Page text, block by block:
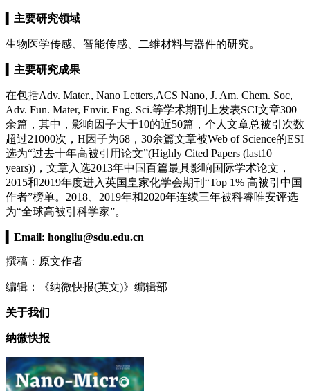
主要研究领域
生物医学传感、智能传感、二维材料与器件的研究。
主要研究成果
在包括Adv. Mater., Nano Letters,ACS Nano, J. Am. Chem. Soc,
Adv. Fun. Mater, Envir. Eng. Sci.等学术期刊上发表SCI文章300
余篇，其中，影响因子大于10的近50篇，个人文章总被引次数
超过21000次，H因子为68，30余篇文章被Web of Science的ESI
选为“过去十年高被引用论文”(Highly Cited Papers (last10
years))，文章入选2013年中国百篇最具影响国际学术论文，
2015和2019年度进入英国皇家化学会期刊“Top 1% 高被引中国
作者”榜单。2018、2019年和2020年连续三年被科睿唯安评选
为“全球高被引科学家”。
Email: hongliu@sdu.edu.cn
撰稿：原文作者
编辑：《纳微快报(英文)》编辑部
关于我们
纳微快报